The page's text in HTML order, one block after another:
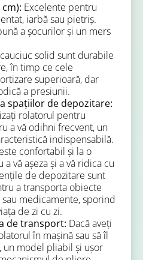
Excelente pentru
iarbă sau pietriș.
a șocurilor și un mers
solid sunt durabile
în timp ce cele
superioară, dar
a presiunii.
spațiilor de depozitare:
rolatorul pentru
a vă odihni frecvent, un
indispensabilă.
confortabil și la o
vă așeza și a vă ridica cu
de depozitare sunt
a transporta obiecte
medicamente, sporind
de zi cu zi.
de transport: Dacă aveți
în mașină sau să îl
model pliabil și ușor